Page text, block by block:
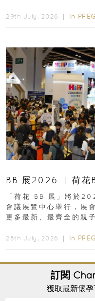
29th July, 2026 ｜ In
BB 展2026 ︳荷花
「荷花 BB 展」將於
會議展覽中心舉行，展
更多最新、最齊全的親
28th July, 2026 ｜ In
訂閱
獲取最新懷